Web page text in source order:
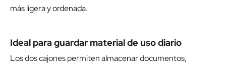
más ligera y ordenada.
Ideal para guardar material de uso diario
Los dos cajones permiten almacenar documentos,